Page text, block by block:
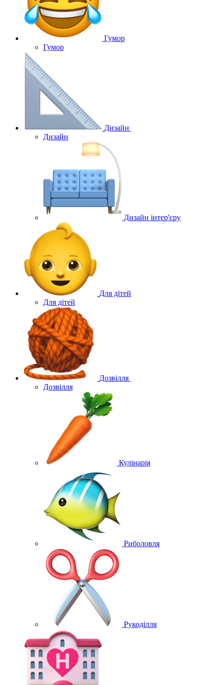
Гумор
Гумор
Дизайн
Дизайн
Дизайн інтер'єру
Для дітей
Для дітей
Дозвілля
Дозвілля
Кулінарія
Риболовля
Рукоділля